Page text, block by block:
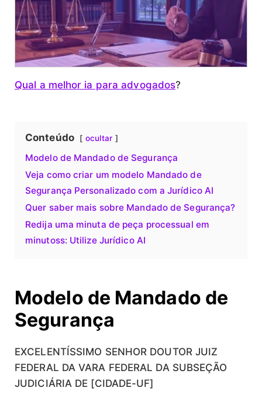
Qual a melhor ia para advogados?
Conteúdo ocultar
Modelo de Mandado de Segurança
Veja como criar um modelo Mandado de
Segurança Personalizado com a Jurídico AI
Quer saber mais sobre Mandado de Segurança?
Redija uma minuta de peça processual em
minutoss: Utilize Jurídico AI
Modelo de Mandado de
Segurança
EXCELENTÍSSIMO SENHOR DOUTOR JUIZ
FEDERAL DA VARA FEDERAL DA SUBSEÇÃO
JUDICIÁRIA DE [CIDADE-UF]